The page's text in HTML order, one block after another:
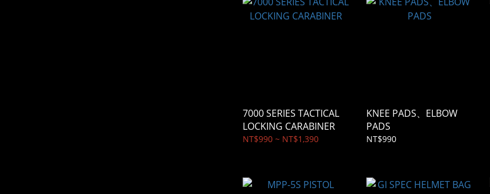
7000 SERIES TACTICAL
LOCKING CARABINER
NT$990 ~ NT$1,390
KNEE PADS、ELBOW
PADS
NT$990